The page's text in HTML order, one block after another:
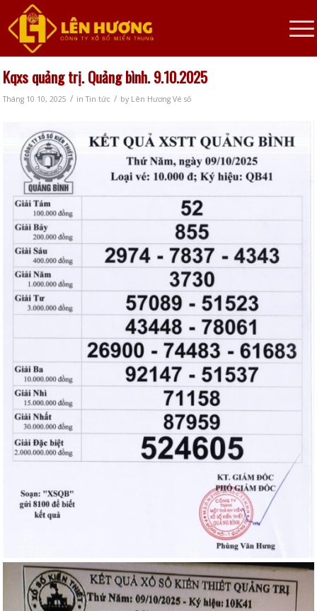
Kqxs quảng trị. Quảng bình. 9.10.2025
Tháng 10 10, 2025 / inTin tức / by Lên Hương Vé số